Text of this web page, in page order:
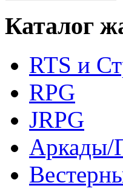
Каталог
RTS и
RPG
JRPG
Аркады/